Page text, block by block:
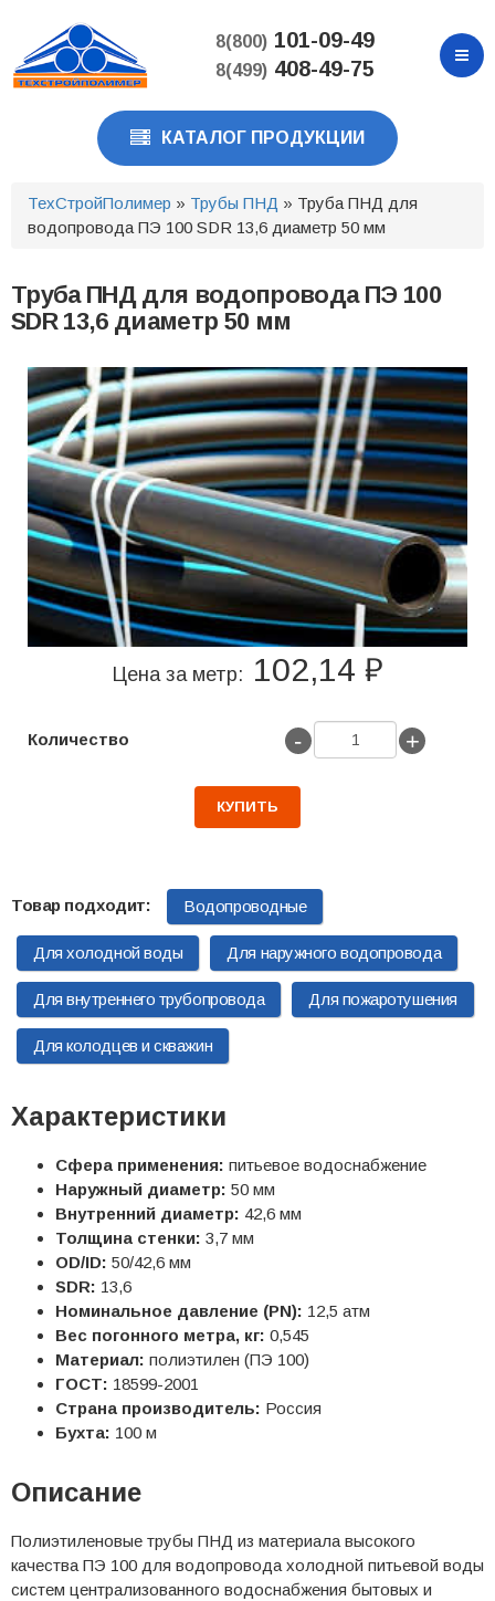
основному
содержанию
8(800)101-09-49
8(499)408-49-75
КАТАЛОГ ПРОДУКЦИИ
ТехСтройПолимер » Трубы ПНД » Труба ПНД для
водопровода ПЭ 100 SDR 13,6 диаметр 50 мм
Труба ПНД для водопровода ПЭ 100
SDR 13,6 диаметр 50 мм
Цена за метр: 102,14 ₽
Количество - +
КУПИТЬ
Водопроводные
Для холодной воды Для наружного водопровода
Для внутреннего трубопровода Для пожаротушения
Для колодцев и скважин
Характеристики
Сфера применения: питьевое водоснабжение
Наружный диаметр: 50 мм
Внутренний диаметр: 42,6 мм
Толщина стенки: 3,7 мм
OD/ID: 50/42,6 мм
SDR: 13,6
Номинальное давление (PN): 12,5 атм
Вес погонного метра, кг: 0,545
Материал: полиэтилен (ПЭ 100)
ГОСТ: 18599-2001
Страна производитель: Россия
Бухта: 100 м
Описание
Полиэтиленовые трубы ПНД из материала высокого
качества ПЭ 100 для водопровода холодной питьевой воды
систем централизованного водоснабжения бытовых и